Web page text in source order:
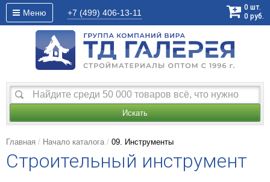
Меню +7 (499) 406-13-11
0 шт.
0 руб.
Искать
Главная Начало каталога 09. Инструменты
Строительный инструмент